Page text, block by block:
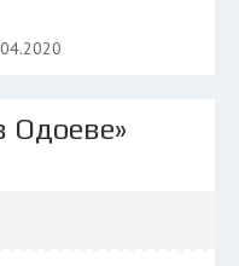
Одоеве»